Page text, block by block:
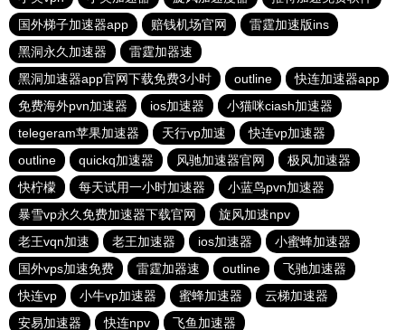
国外梯子加速器app
赔钱机场官网
雷霆加速版ins
黑洞永久加速器
雷霆加器速
黑洞加速器app官网下载免费3小时
outline
快连加速器app
免费海外pvn加速器
ios加速器
小猫咪ciash加速器
telegeram苹果加速器
天行vp加速
快连vp加速器
outline
quickq加速器 风驰加速器官网
极风加速器
快柠檬
每天试用一小时加速器
小蓝鸟pvn加速器
暴雪vp永久免费加速器下载官网
旋风加速npv
老王vqn加速
老王加速器 ios加速器
小蜜蜂加速器
国外vps加速免费
雷霆加器速 outline
飞驰加速器
快连vp
小牛vp加速器 蜜蜂加速器
云梯加速器
安易加速器
快连npv 飞鱼加速器